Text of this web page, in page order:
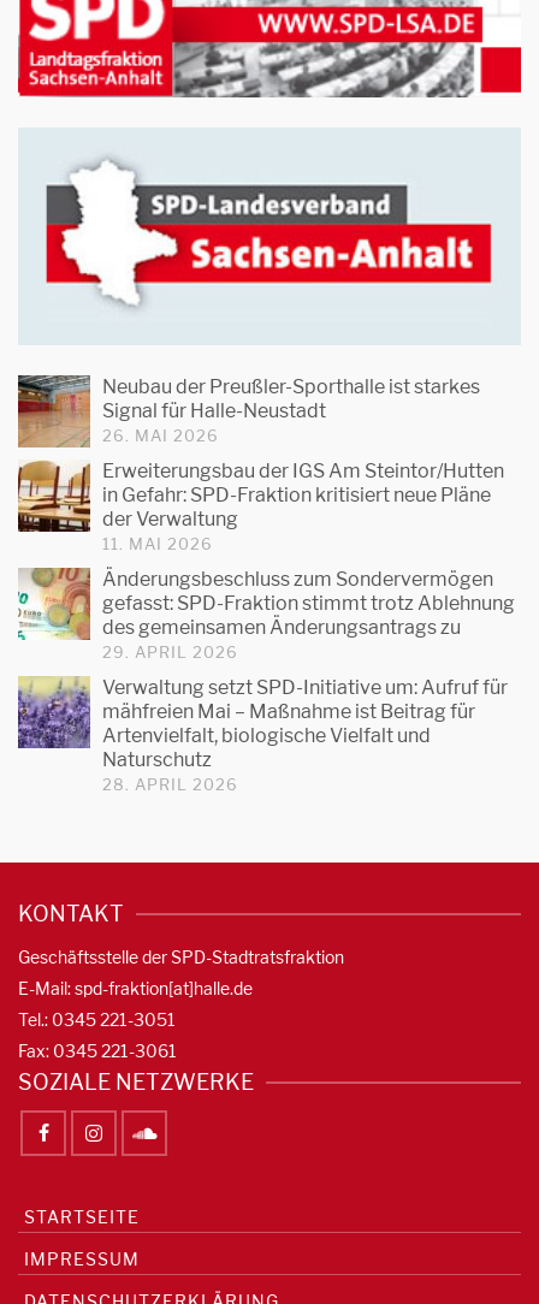
Neubau der Preußler-Sporthalle ist starkes
Signal für Halle-Neustadt
26. MAI 2026
Erweiterungsbau der IGS Am Steintor/Hutten
in Gefahr: SPD-Fraktion kritisiert neue Pläne
der Verwaltung
11. MAI 2026
Änderungsbeschluss zum Sondervermögen
gefasst: SPD-Fraktion stimmt trotz Ablehnung
des gemeinsamen Änderungsantrags zu
29. APRIL 2026
Verwaltung setzt SPD-Initiative um: Aufruf für
mähfreien Mai – Maßnahme ist Beitrag für
Artenvielfalt, biologische Vielfalt und
Naturschutz
28. APRIL 2026
KONTAKT
Geschäftsstelle der SPD-Stadtratsfraktion
E-Mail: spd-fraktion[at]halle.de
Tel.: 0345 221-3051
Fax: 0345 221-3061
SOZIALE NETZWERKE
STARTSEITE
IMPRESSUM